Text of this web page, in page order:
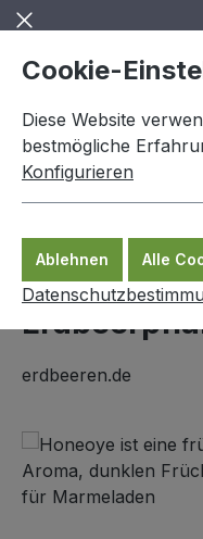
Zum Hauptinhalt
Erdbeerpflanzen
erdbeeren.de
Bildergalerie
Cookie-
Diese Website
bestmögliche
Konfigurieren
Ablehnen Alle